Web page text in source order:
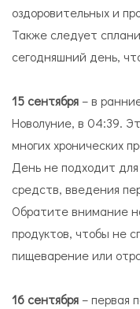
оздоровительных и
Также следует
сегодняшний день,
15 сентября – в
Новолуние, в 04:39.
многих хронических
День не подходит
средств, введения
Обратите внимание
продуктов, чтобы не
пищеварение или
16 сентября – первая